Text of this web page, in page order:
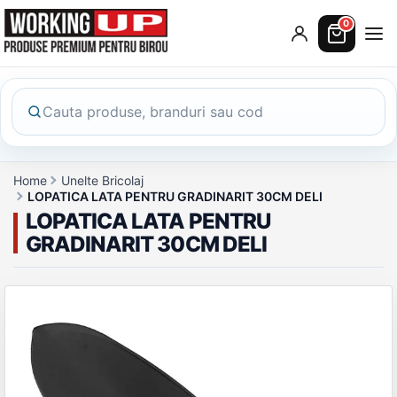
0
Home
Unelte Bricolaj
LOPATICA LATA PENTRU GRADINARIT 30CM DELI
LOPATICA LATA PENTRU
GRADINARIT 30CM DELI